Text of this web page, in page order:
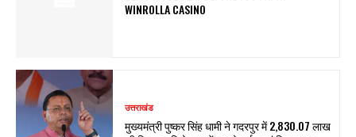
WINROLLA CASINO
उत्तराखंड
मुख्यमंत्री पुष्कर सिंह धामी ने गदरपुर में ₹2,830.07 लाख